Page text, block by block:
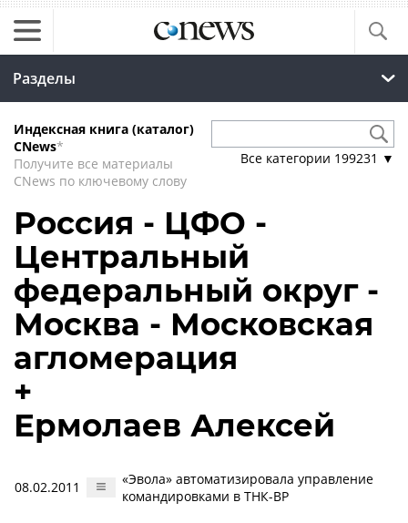
Разделы
Индексная книга (каталог)
CNews*
Получите все материалы
CNews по ключевому слову
Все категории 199231 ▼
Россия - ЦФО -
Центральный
федеральный округ -
Москва - Московская
агломерация
+
Ермолаев Алексей
08.02.2011
«Эвола» автоматизировала управление
командировками в ТНК-ВР